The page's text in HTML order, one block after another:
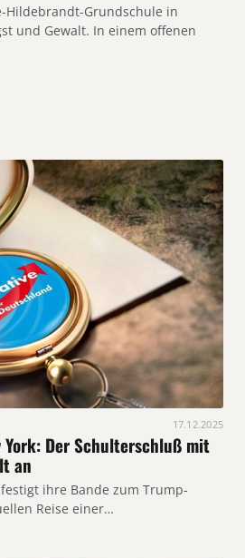
Hildebrandt-Grundschule in
und Gewalt. In einem offenen
17.12.2025
York: Der Schulterschluß mit
an
ihre Bande zum Trump-
Reise einer…